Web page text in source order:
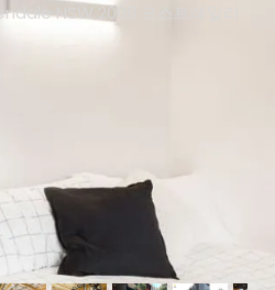
NSW 2008 오스트레일리